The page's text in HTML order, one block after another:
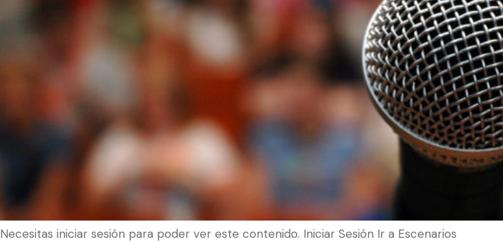
Necesitas iniciar sesión para poder ver este contenido. Iniciar Sesión Ir a Escenarios